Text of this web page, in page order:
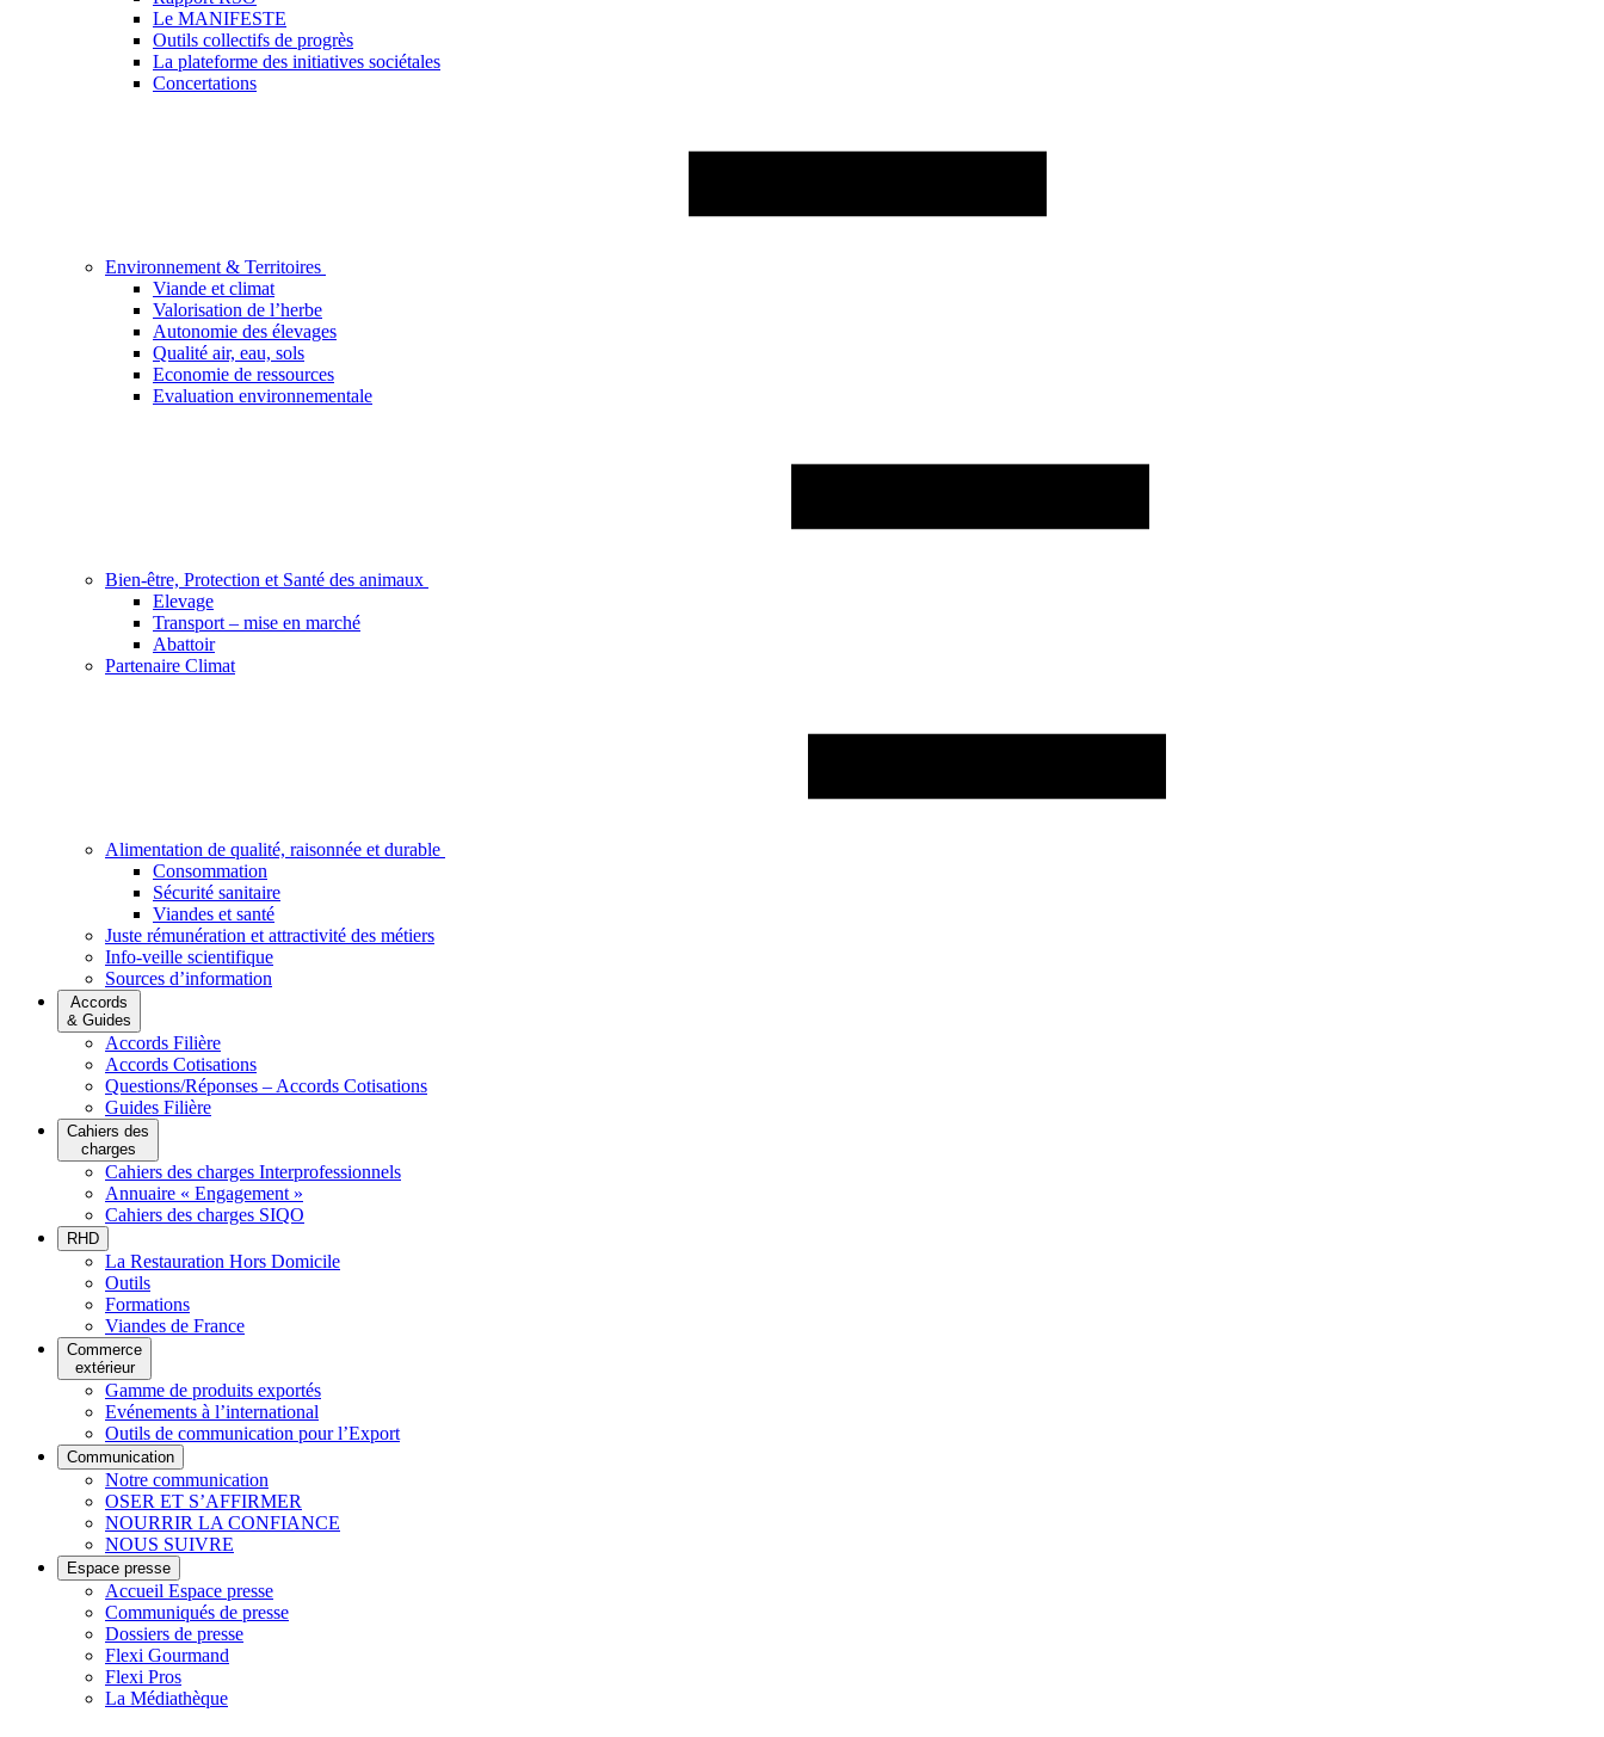
Le MANIFESTE
Outils collectifs de progrès
La plateforme des initiatives sociétales
Concertations
Environnement & Territoires
Viande et climat
Valorisation de l’herbe
Autonomie des élevages
Qualité air, eau, sols
Economie de ressources
Evaluation environnementale
Bien-être, Protection et Santé des animaux
Elevage
Transport – mise en marché
Abattoir
Partenaire Climat
Alimentation de qualité, raisonnée et durable
Consommation
Sécurité sanitaire
Viandes et santé
Juste rémunération et attractivité des métiers
Info-veille scientifique
Sources d’information
Accords
& Guides
Accords Filière
Accords Cotisations
Questions/Réponses – Accords Cotisations
Guides Filière
Cahiers des
charges
Cahiers des charges Interprofessionnels
Annuaire « Engagement »
Cahiers des charges SIQO
RHD
La Restauration Hors Domicile
Outils
Formations
Viandes de France
Commerce
extérieur
Gamme de produits exportés
Evénements à l’international
Outils de communication pour l’Export
Communication
Notre communication
OSER ET S’AFFIRMER
NOURRIR LA CONFIANCE
NOUS SUIVRE
Espace presse
Accueil Espace presse
Communiqués de presse
Dossiers de presse
Flexi Gourmand
Flexi Pros
La Médiathèque